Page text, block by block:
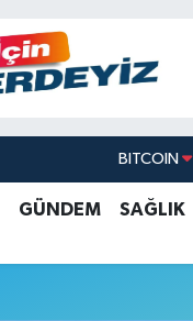
BITCOIN
GRAM
GÜNDEM SAĞLIK